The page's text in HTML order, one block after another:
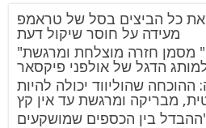
את כל הביצים בסל של טראמפ
מעידה על חוסר שיקול דעת
"צעצוע של סיפור 5" מסמן חזרה מוצלחת ומרגשת
הדגל של אולפני פיקסאר
ההוכחה שהוליווד יכולה להיות
מבריקה ומרגשת עד אין קץ
בין הכספים שמושקעים